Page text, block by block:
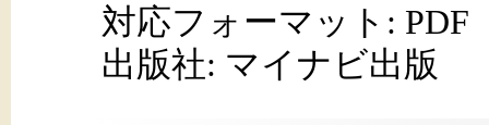
対応フォーマット: PDF
出版社: マイナビ出版